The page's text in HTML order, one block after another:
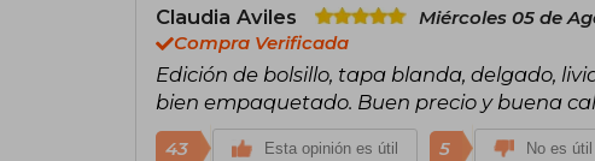
Claudia Aviles
Miércoles 05 de
Compra Verificada
Edición de bolsillo, tapa blanda, delgado,
bien empaquetado. Buen precio y buena
43 Esta opinión es útil 5 No es útil